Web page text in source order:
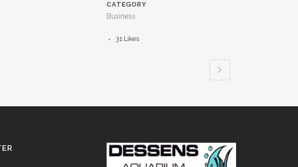
CATEGORY
Business
31 Likes